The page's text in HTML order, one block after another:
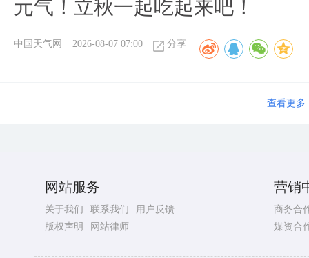
元气！立秋一起吃起来吧！
中国天气网 2026-08-07 07:00 分享
查看更多
网站服务
关于我们 联系我们
用户反馈
版权声明
网站律师
营销
商务合
媒资合